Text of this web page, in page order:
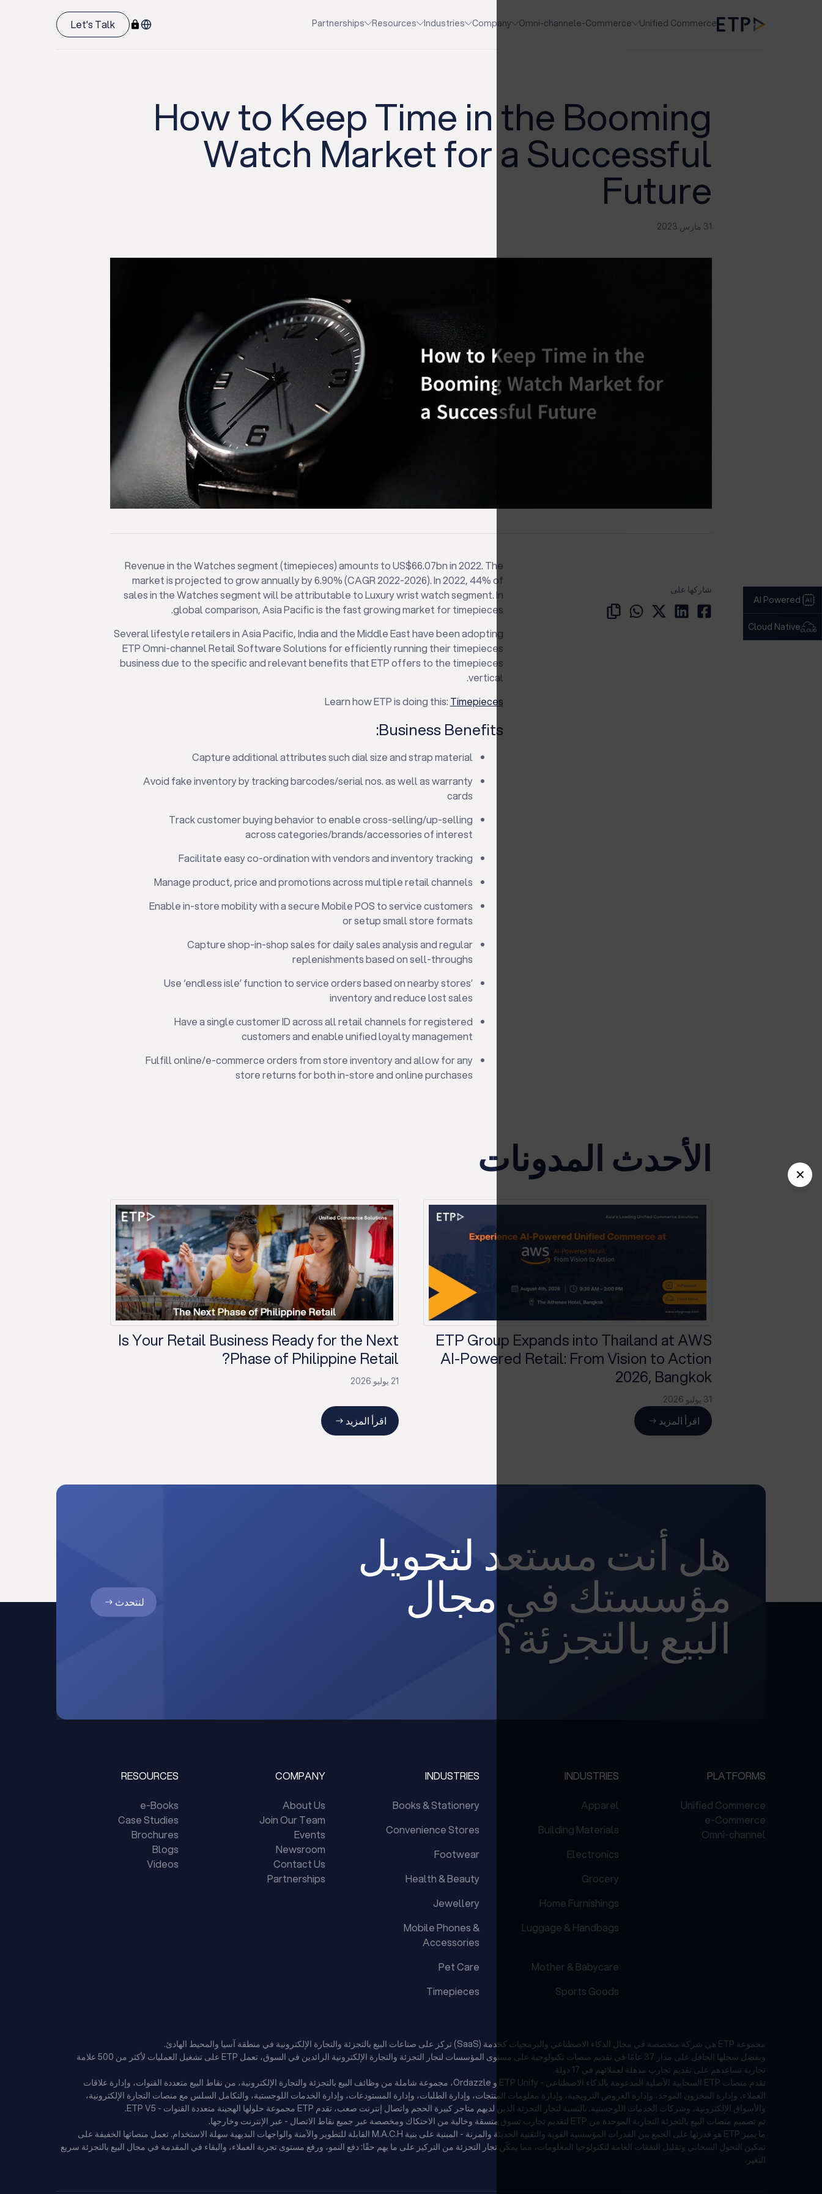
AI Powered
Cloud Native
Unified Commerce
e-Commerce
Omni-channel
Company
Industries
Resources
Partnerships
Let's Talk
How to Keep Time in the Booming
Watch Market for a Successful
Future
31 مارس 2023
Revenue in the Watches segment (timepieces) amounts to US$66.07bn in 2022. The
market is projected to grow annually by 6.90% (CAGR 2022-2026). In 2022, 44% of
sales in the Watches segment will be attributable to Luxury wrist watch segment. In
global comparison, Asia Pacific is the fast growing market for timepieces.
Several lifestyle retailers in Asia Pacific, India and the Middle East have been adopting
ETP Omni-channel Retail Software Solutions for efficiently running their timepieces
business due to the specific and relevant benefits that ETP offers to the timepieces
vertical.
Learn how ETP is doing this: Timepieces
Business Benefits:
Capture additional attributes such dial size and strap material
Avoid fake inventory by tracking barcodes/serial nos. as well as warranty
cards
Track customer buying behavior to enable cross-selling/up-selling
across categories/brands/accessories of interest
Facilitate easy co-ordination with vendors and inventory tracking
Manage product, price and promotions across multiple retail channels
Enable in-store mobility with a secure Mobile POS to service customers
or setup small store formats
Capture shop-in-shop sales for daily sales analysis and regular
replenishments based on sell-throughs
Use ‘endless isle’ function to service orders based on nearby stores’
inventory and reduce lost sales
Have a single customer ID across all retail channels for registered
customers and enable unified loyalty management
Fulfill online/e-commerce orders from store inventory and allow for any
store returns for both in-store and online purchases
شاركها على
الأحدث المدونات
ETP Group Expands into Thailand at AWS
AI-Powered Retail: From Vision to Action
2026, Bangkok
31 يوليو 2026
اقرأ المزيد
Is Your Retail Business Ready for the Next
Phase of Philippine Retail?
21 يوليو 2026
اقرأ المزيد
هل أنت مستعد لتحويل
مؤسستك في مجال
البيع بالتجزئة؟
لنتحدث
PLATFORMS
Unified Commerce
e-Commerce
Omni-channel
INDUSTRIES
INDUSTRIES
Apparel
Books & Stationery
Building Materials
Convenience Stores
Electronics
Footwear
Grocery
Health & Beauty
Home Furnishings
Jewellery
Luggage & Handbags
Mobile Phones &
Accessories
Mother & Babycare
Pet Care
Sports Goods
Timepieces
COMPANY
About Us
Join Our Team
Events
Newsroom
Contact Us
Partnerships
RESOURCES
e-Books
Case Studies
Brochures
Blogs
Videos
مجموعة ETP هي شركة متخصصة في مجال الذكاء الاصطناعي والبرمجيات كخدمة (SaaS) تركز على صناعات البيع بالتجزئة والتجارة الإلكترونية في منطقة آسيا والمحيط الهادئ.
وبفضل سجلها الحافل على مدار 37 عامًا في تقديم منصات تكنولوجية على مستوى المؤسسات لتجار التجزئة والتجارة الإلكترونية الرائدين في السوق، تعمل ETP على تشغيل العمليات لأكثر من 500 علامة
تجارية تساعدهم على تقديم تجارب مذهلة لعملائهم في 17 دولة.
تقدم منصات ETP السحابية الأصلية المدعومة بالذكاء الاصطناعي - ETP Unify و Ordazzle، مجموعة شاملة من وظائف البيع بالتجزئة والتجارة الإلكترونية، من نقاط البيع متعددة القنوات، وإدارة علاقات
العملاء، وإدارة المخزون الموحد، وإدارة العروض الترويجية، وإدارة معلومات المنتجات، وإدارة الطلبات، وإدارة المستودعات، وإدارة الخدمات اللوجستية، والتكامل السلس مع منصات التجارة الإلكترونية،
والأسواق الإلكترونية، وشركات الخدمات اللوجستية. بالنسبة لتجار التجزئة الذين لديهم متاجر كبيرة الحجم واتصال إنترنت صعب، تقدم ETP مجموعة حلولها الهجينة متعددة القنوات - ETP V5.
تم تصميم منصات البيع بالتجزئة التجارية الموحدة من ETP لتقديم تجارب تسوق متسقة وخالية من الاحتكاك ومخصصة عبر جميع نقاط الاتصال - عبر الإنترنت وخارجها.
ما يميز ETP هو قدرتها على الجمع بين القدرات المؤسسية القوية والتقنية الحديثة والمرنة - المبنية على بنية M.A.C.H القابلة للتطوير والآمنة والواجهات البديهية سهلة الاستخدام. تعمل منصاتها الخفيفة على
تمكين التحول السحابي وتقليل النفقات العامة لتكنولوجيا المعلومات، مما يمكّن تجار التجزئة من التركيز على ما يهم حقًا: دفع النمو، ورفع مستوى تجربة العملاء، والبقاء في المقدمة في مجال البيع بالتجزئة سريع
التغير.
✕